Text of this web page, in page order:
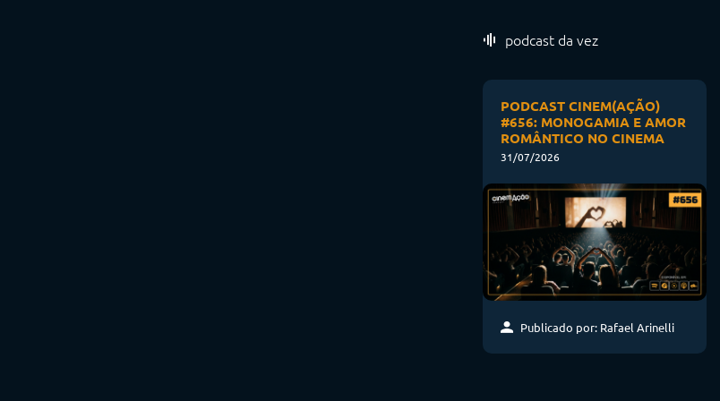
podcast da vez
PODCAST CINEM(AÇÃO)
#656: MONOGAMIA E AMOR
ROMÂNTICO NO CINEMA
31/07/2026
Publicado por: Rafael Arinelli